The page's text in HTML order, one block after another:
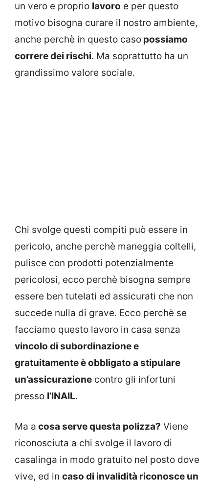
un vero e proprio lavoro e per questo
motivo bisogna curare il nostro ambiente,
anche perchè in questo caso possiamo
correre dei rischi. Ma soprattutto ha un
grandissimo valore sociale.
Chi svolge questi compiti può essere in
pericolo, anche perchè maneggia coltelli,
pulisce con prodotti potenzialmente
pericolosi, ecco perchè bisogna sempre
essere ben tutelati ed assicurati che non
succede nulla di grave. Ecco perchè se
facciamo questo lavoro in casa senza
vincolo di subordinazione e
gratuitamente è obbligato a stipulare
un’assicurazione contro gli infortuni
presso l’INAIL.
Ma a cosa serve questa polizza? Viene
riconosciuta a chi svolge il lavoro di
casalinga in modo gratuito nel posto dove
vive, ed in caso di invalidità riconosce un